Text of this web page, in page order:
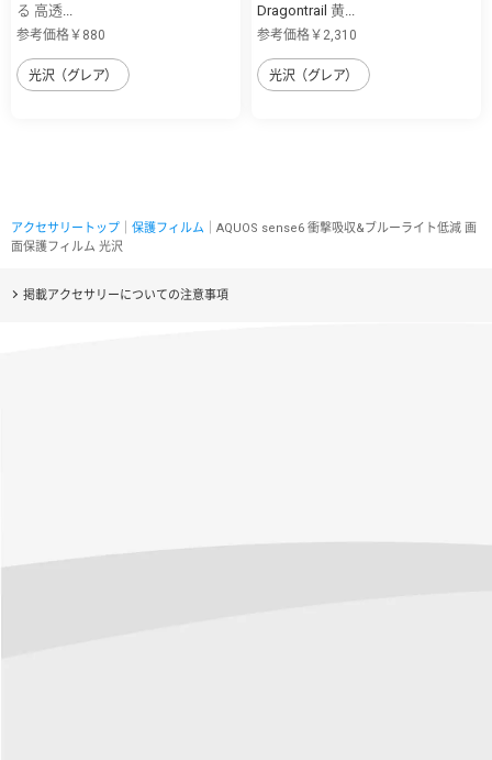
る 高透...
参考価格￥880
光沢（グレア）
Dragontrail 黄...
参考価格￥2,310
光沢（グレア）
アクセサリートップ 保護フィルム ｜AQUOS sense6 衝撃吸収&ブルーライト低減 画
面保護フィルム 光沢
掲載アクセサリーについての注意事項